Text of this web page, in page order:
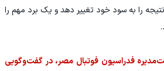
را به سود خود تغییر دهد و یک برد مهم را
فدراسیون فوتبال مصر، در گفت‌وگویی